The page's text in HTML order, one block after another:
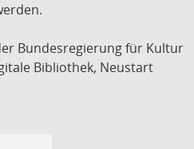
Bundesregierung für Kultur
Bibliothek, Neustart